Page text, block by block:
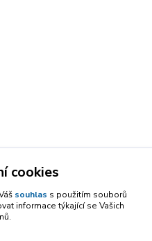
cookies
souhlas s použitím souborů
informace týkající se Vašich